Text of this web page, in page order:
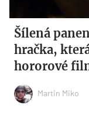
Šílená
hračka,
hororové
Martin Miko